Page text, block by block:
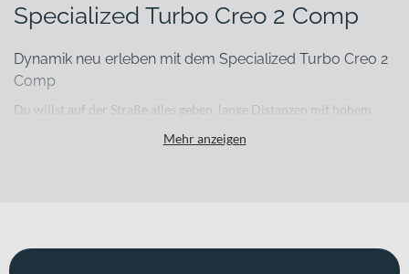
Specialized Turbo Creo 2 Comp
Dynamik neu erleben mit dem Specialized Turbo Creo 2
Comp
Du willst auf der Straße alles geben, lange Distanzen mit hohem
– ohne bei Anstiegen oder Gegenwind wertvolle Körner zu
Mehr anzeigen